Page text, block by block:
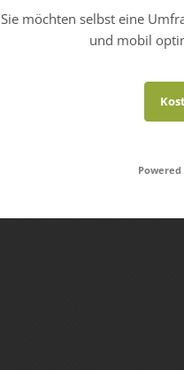
Sie möchten selbst eine
und mobil
Powered